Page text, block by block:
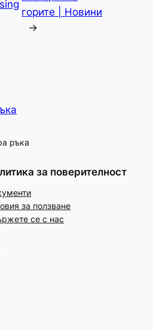
горите | Новини
→
ръка
за поверителност
за ползване
се с нас